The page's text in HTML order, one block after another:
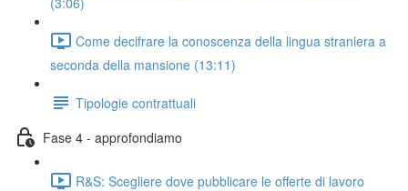
Come decifrare la conoscenza della lingua straniera a
seconda della mansione (13:11)
Tipologie contrattuali
Fase 4 - approfondiamo
R&S: Scegliere dove pubblicare le offerte di lavoro